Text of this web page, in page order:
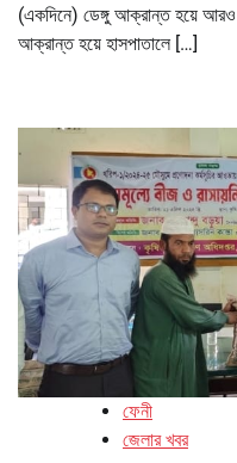
(একদিনে) ডেঙ্গু আক্রান্ত হয়ে
আক্রান্ত হয়ে হাসপাতালে […]
ফেনী
জেলার খবর